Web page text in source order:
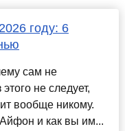
году: 6
сам не
не следует,
вообще никому.
Айфон и как вы им...